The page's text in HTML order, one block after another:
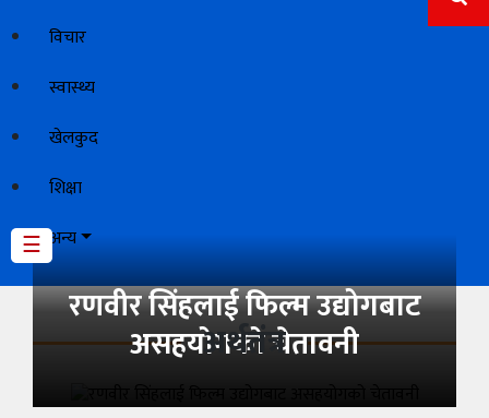
विचार
स्वास्थ्य
खेलकुद
शिक्षा
अन्य
☰
अर्थतंत्र
रणवीर सिंहलाई फिल्म उद्योगबाट
असहयोगको चेतावनी